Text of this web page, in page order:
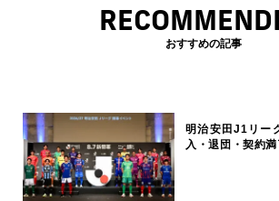
おすすめの記事
明治安田J1リー
入・退団・契約